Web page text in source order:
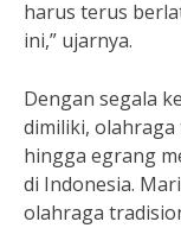
harus terus
ini,” ujarnya.
Dengan segala
dimiliki,
hingga egrang
di Indonesia.
olahraga